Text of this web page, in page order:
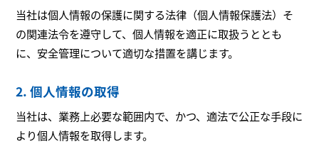
当社は個人情報の保護に関する法律（個人情報保護法）そ
の関連法令を遵守して、個人情報を適正に取扱うととも
に、安全管理について適切な措置を講じます。
2. 個人情報の取得
当社は、業務上必要な範囲内で、かつ、適法で公正な手段に
より個人情報を取得します。